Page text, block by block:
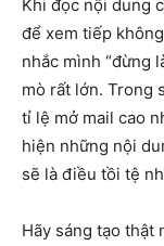
Khi đọc nội dung
để xem tiếp
nhắc mình “đừng
mò rất lớn. Trong
tỉ lệ mở mail cao
hiện những nội
sẽ là điều tồi tệ
Hãy sáng tạo thật